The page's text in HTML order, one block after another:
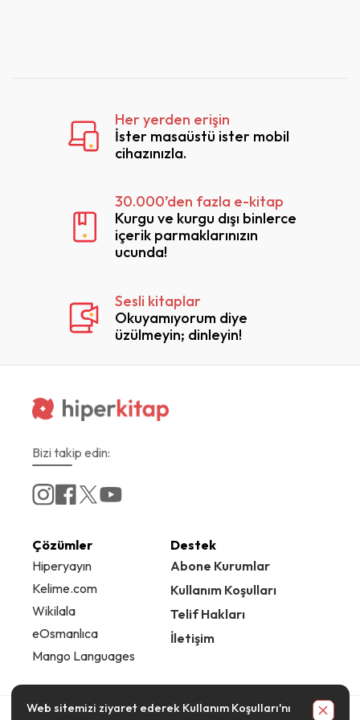
Her yerden erişin
İster masaüstü ister mobil
cihazınızla.
30.000’den fazla e-kitap
Kurgu ve kurgu dışı binlerce
içerik parmaklarınızın
ucunda!
Sesli kitaplar
Okuyamıyorum diye
üzülmeyin; dinleyin!
Web sitemizi ziyaret ederek Kullanım Koşulları'nı
Bizi takip edin:
Çözümler
Hiperyayın
Kelime.com
Wikilala
eOsmanlıca
Mango Languages
Destek
Abone Kurumlar
Kullanım Koşulları
Telif Hakları
İletişim
Hiperlink Limited Şirketi. Tüm hakları saklıdır.